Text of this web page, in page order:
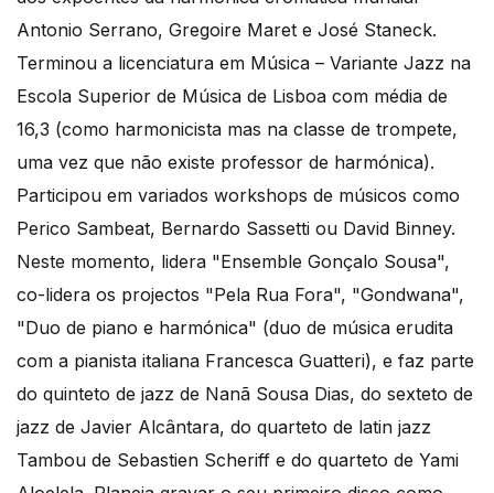
Antonio Serrano, Gregoire Maret e José Staneck.
Terminou a licenciatura em Música – Variante Jazz na
Escola Superior de Música de Lisboa com média de
16,3 (como harmonicista mas na classe de trompete,
uma vez que não existe professor de harmónica).
Participou em variados workshops de músicos como
Perico Sambeat, Bernardo Sassetti ou David Binney.
Neste momento, lidera "Ensemble Gonçalo Sousa",
co-lidera os projectos "Pela Rua Fora", "Gondwana",
"Duo de piano e harmónica" (duo de música erudita
com a pianista italiana Francesca Guatteri), e faz parte
do quinteto de jazz de Nanã Sousa Dias, do sexteto de
jazz de Javier Alcântara, do quarteto de latin jazz
Tambou de Sebastien Scheriff e do quarteto de Yami